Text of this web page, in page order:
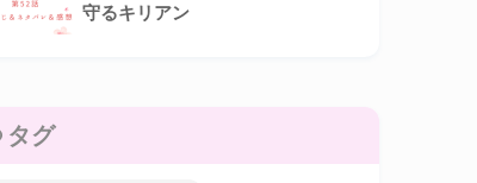
守るキリアン
タグ